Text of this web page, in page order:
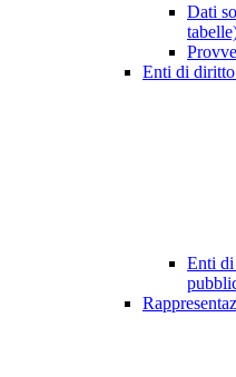
Dati
Enti di
Enti